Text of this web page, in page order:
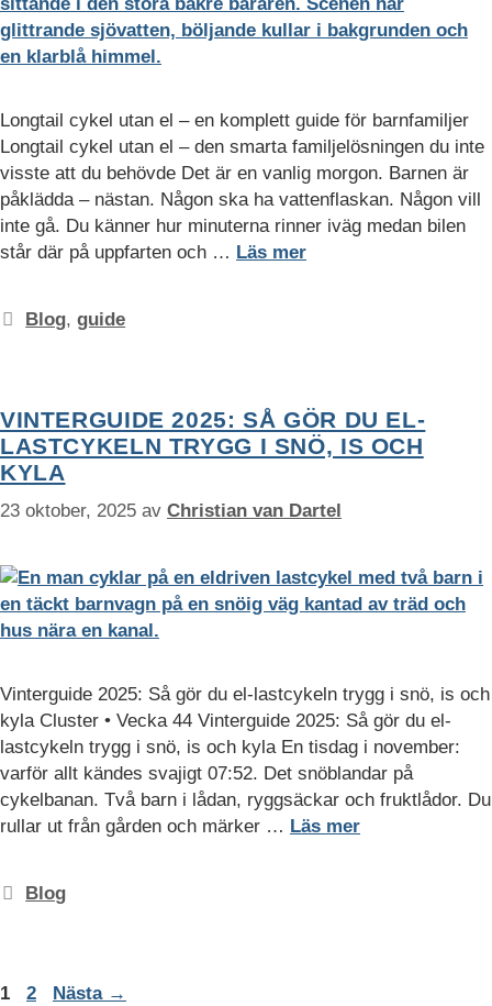
Longtail cykel utan el – en komplett guide för barnfamiljer
Longtail cykel utan el – den smarta familjelösningen du inte
visste att du behövde Det är en vanlig morgon. Barnen är
påklädda – nästan. Någon ska ha vattenflaskan. Någon vill
inte gå. Du känner hur minuterna rinner iväg medan bilen
står där på uppfarten och … Läs mer
Kategorier
Blog,guide
VINTERGUIDE 2025: SÅ GÖR DU EL-
LASTCYKELN TRYGG I SNÖ, IS OCH
KYLA
23 oktober, 2025 av Christian van Dartel
Vinterguide 2025: Så gör du el-lastcykeln trygg i snö, is och
kyla Cluster • Vecka 44 Vinterguide 2025: Så gör du el-
lastcykeln trygg i snö, is och kyla En tisdag i november:
varför allt kändes svajigt 07:52. Det snöblandar på
cykelbanan. Två barn i lådan, ryggsäckar och fruktlådor. Du
rullar ut från gården och märker … Läs mer
Kategorier
Blog
Sida
1 Sida
2 Nästa →